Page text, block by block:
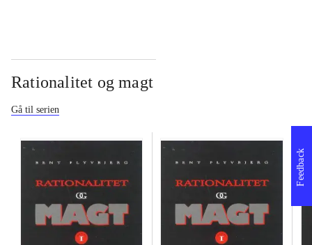
Rationalitet og magt
Gå til serien
Feedback